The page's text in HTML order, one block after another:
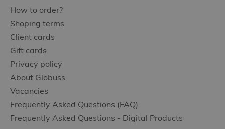
How to order?
Shoping terms
Client cards
Gift cards
Privacy policy
About Globuss
Vacancies
Frequently Asked Questions (FAQ)
Frequently Asked Questions - Digital Products